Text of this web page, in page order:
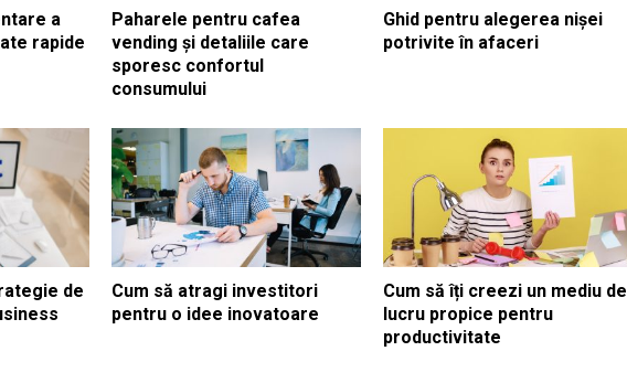
a
rapide
Paharele pentru cafea
vending și detaliile care
sporesc confortul
consumului
Ghid pentru alegerea nișei
potrivite în afaceri
de
Cum să atragi investitori
pentru o idee inovatoare
Cum să îți creezi un mediu de
lucru propice pentru
productivitate